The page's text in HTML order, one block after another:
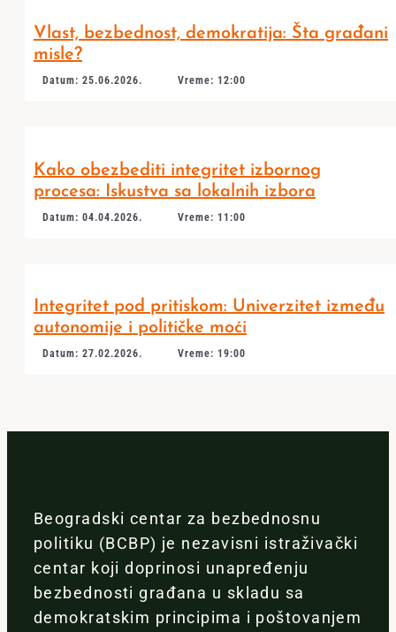
Vlast, bezbednost, demokratija: Šta građani
misle?
Datum: 25.06.2026. Vreme: 12:00
Kako obezbediti integritet izbornog
procesa: Iskustva sa lokalnih izbora
Datum: 04.04.2026. Vreme: 11:00
Integritet pod pritiskom: Univerzitet između
autonomije i političke moći
Datum: 27.02.2026. Vreme: 19:00
Beogradski centar za bezbednosnu
politiku (BCBP) je nezavisni istraživački
centar koji doprinosi unapređenju
bezbednosti građana u skladu sa
demokratskim principima i poštovanjem